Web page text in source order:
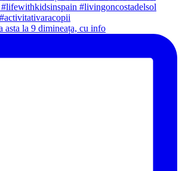
asta la 9 dimineața, cu info